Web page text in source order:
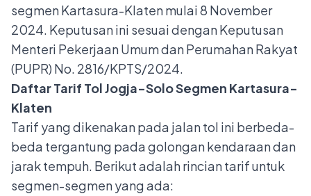
segmen Kartasura-Klaten mulai 8 November
2024. Keputusan ini sesuai dengan Keputusan
Menteri Pekerjaan Umum dan Perumahan Rakyat
(PUPR) No. 2816/KPTS/2024.
Daftar Tarif Tol Jogja-Solo Segmen Kartasura-
Klaten
Tarif yang dikenakan pada jalan tol ini berbeda-
beda tergantung pada golongan kendaraan dan
jarak tempuh. Berikut adalah rincian tarif untuk
segmen-segmen yang ada: